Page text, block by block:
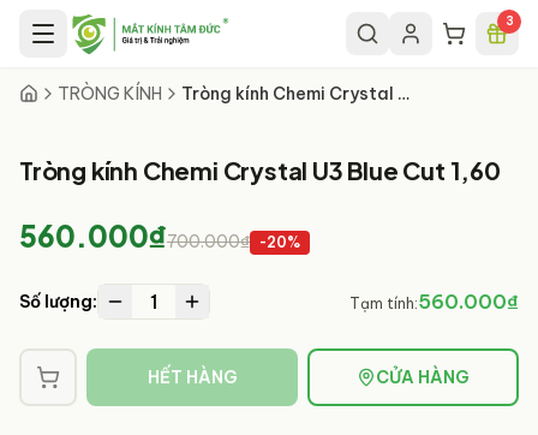
Chuyển đến nội dung chính 3
TRÒNG KÍNH Tròng kính Chemi Crystal U3 Blue Cut 1,60
Tròng kính Chemi Crystal U3 Blue Cut 1,60
560.000₫700.000₫ -20%
Số lượng: 1 Tạm tính:560.000₫
HẾT HÀNG CỬA HÀNG